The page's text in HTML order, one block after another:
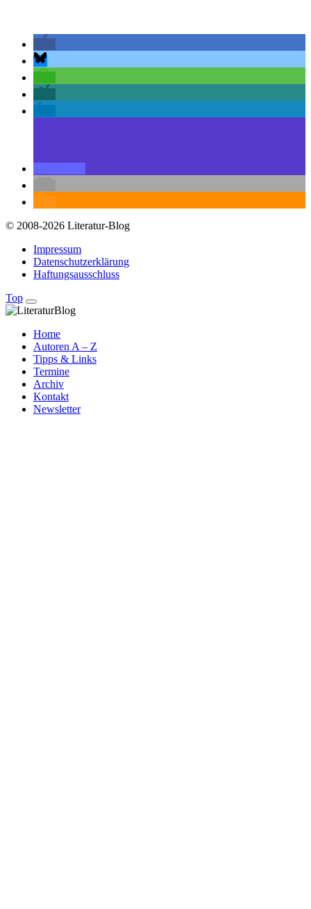
© 2008-2026 Literatur-Blog
Impressum
Datenschutzerklärung
Haftungsausschluss
Top
Home
Autoren A – Z
Tipps & Links
Termine
Archiv
Kontakt
Newsletter